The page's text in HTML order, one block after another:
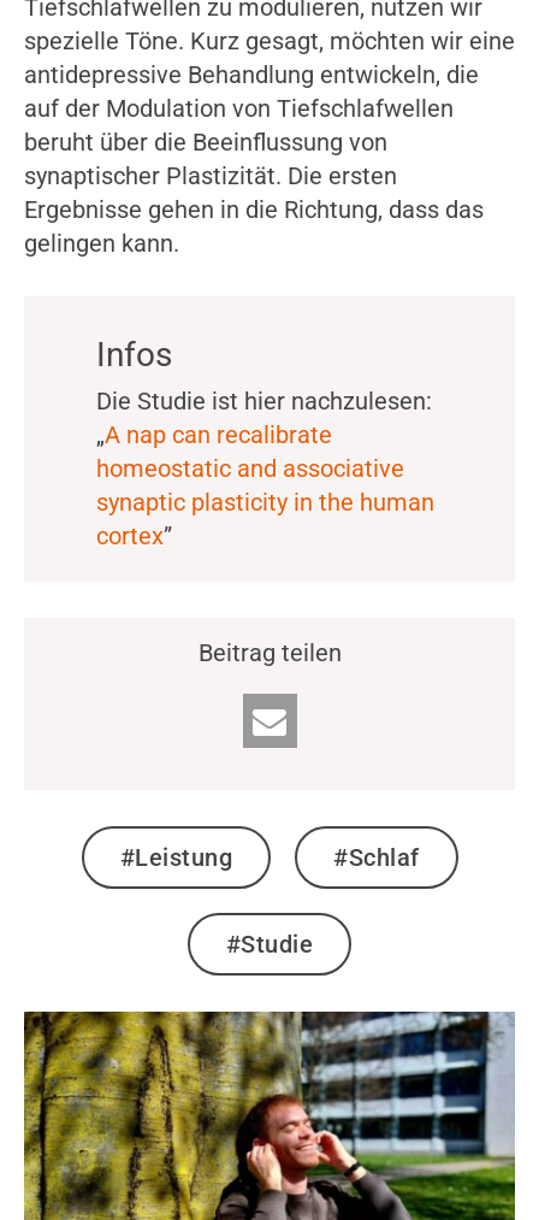
Tiefschlafwellen zu modulieren, nutzen wir
spezielle Töne. Kurz gesagt, möchten wir eine
antidepressive Behandlung entwickeln, die
auf der Modulation von Tiefschlafwellen
beruht über die Beeinflussung von
synaptischer Plastizität. Die ersten
Ergebnisse gehen in die Richtung, dass das
gelingen kann.
Infos
Die Studie ist hier nachzulesen:
„A nap can recalibrate
homeostatic and associative
synaptic plasticity in the human
cortex”
Beitrag teilen
#Leistung #Schlaf
#Studie